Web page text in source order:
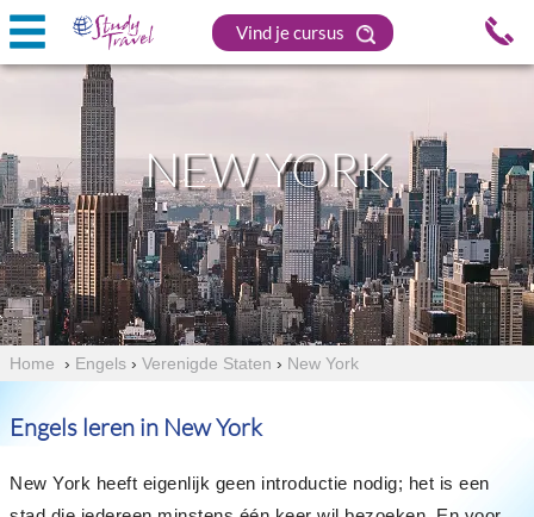
Vind je cursus
NEW YORK
Home › Engels › Verenigde Staten › New York
Engels leren in New York
New York heeft eigenlijk geen introductie nodig; het is een